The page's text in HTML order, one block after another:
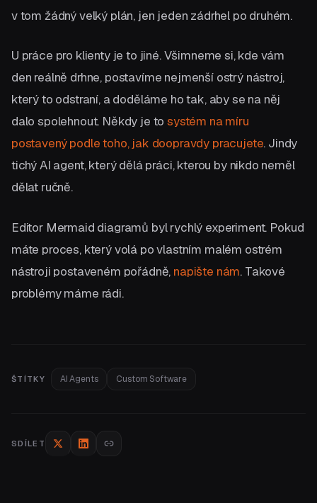
v tom žádný velký plán, jen jeden zádrhel po druhém.
U práce pro klienty je to jiné. Všimneme si, kde vám
den reálně drhne, postavíme nejmenší ostrý nástroj,
který to odstraní, a doděláme ho tak, aby se na něj
dalo spolehnout. Někdy je tosystém na míru
postavený podle toho, jak doopravdy pracujete. Jindy
tichý AI agent, který dělá práci, kterou by nikdo neměl
dělat ručně.
Editor Mermaid diagramů byl rychlý experiment. Pokud
máte proces, který volá po vlastním malém ostrém
nástroji postaveném pořádně, napište nám. Takové
problémy máme rádi.
ŠTÍTKY AI Agents Custom Software
SDÍLET